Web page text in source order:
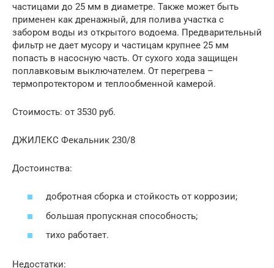
частицами до 25 мм в диаметре. Также может быть
применен как дренажный, для полива участка с
забором воды из открытого водоема. Предварительный
фильтр не дает мусору и частицам крупнее 25 мм
попасть в насосную часть. От сухого хода защищен
поплавковым выключателем. От перегрева –
термопротектором и теплообменной камерой.
Стоимость: от 3530 руб.
ДЖИЛЕКС Фекальник 230/8
Достоинства:
добротная сборка и стойкость от коррозии;
большая пропускная способность;
тихо работает.
Недостатки: